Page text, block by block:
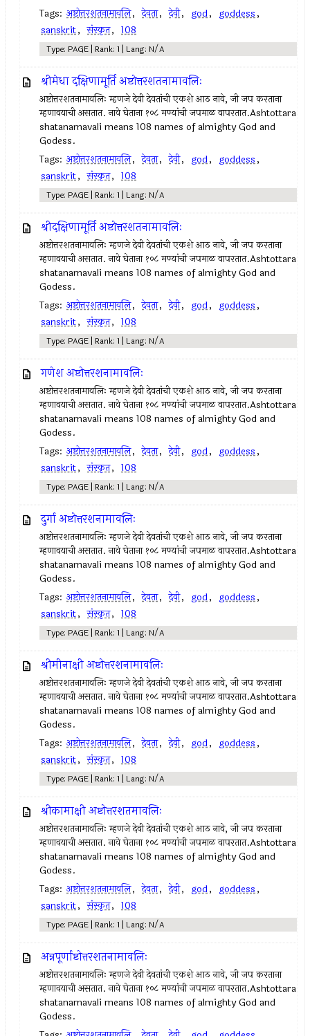
Tags: अष्टोत्तरशतनामावलि, देवता, देवी, god, goddess,
sanskrit, संस्कृत, 108
Type: PAGE | Rank: 1 | Lang: N/A
श्रीमेधा दक्षिणामूर्ति अष्टोत्तरशतनामावलिः
अष्टोत्तरशतनामावलिः म्हणजे देवी देवतांची एकशे आठ नावे, जी जप करताना
म्हणावयाची असतात. नावे घेताना १०८ मण्यांची जपमाळ वापरतात.Ashtottara
shatanamavali means 108 names of almighty God and
Godess.
Tags: अष्टोत्तरशतनामावलि, देवता, देवी, god, goddess,
sanskrit, संस्कृत, 108
Type: PAGE | Rank: 1 | Lang: N/A
श्रीदक्षिणामूर्ति अष्टोत्तरशतनामावलिः
अष्टोत्तरशतनामावलिः म्हणजे देवी देवतांची एकशे आठ नावे, जी जप करताना
म्हणावयाची असतात. नावे घेताना १०८ मण्यांची जपमाळ वापरतात.Ashtottara
shatanamavali means 108 names of almighty God and
Godess.
Tags: अष्टोत्तरशतनामावलि, देवता, देवी, god, goddess,
sanskrit, संस्कृत, 108
Type: PAGE | Rank: 1 | Lang: N/A
गणेश अष्टोत्तरशनामावलिः
अष्टोत्तरशतनामावलिः म्हणजे देवी देवतांची एकशे आठ नावे, जी जप करताना
म्हणावयाची असतात. नावे घेताना १०८ मण्यांची जपमाळ वापरतात.Ashtottara
shatanamavali means 108 names of almighty God and
Godess.
Tags: अष्टोत्तरशतनामावलि, देवता, देवी, god, goddess,
sanskrit, संस्कृत, 108
Type: PAGE | Rank: 1 | Lang: N/A
दुर्गा अष्टोत्तरशनामावलिः
अष्टोत्तरशतनामावलिः म्हणजे देवी देवतांची एकशे आठ नावे, जी जप करताना
म्हणावयाची असतात. नावे घेताना १०८ मण्यांची जपमाळ वापरतात.Ashtottara
shatanamavali means 108 names of almighty God and
Godess.
Tags: अष्टोत्तरशतनामावलि, देवता, देवी, god, goddess,
sanskrit, संस्कृत, 108
Type: PAGE | Rank: 1 | Lang: N/A
श्रीमीनाक्षी अष्टोत्तरशनामावलिः
अष्टोत्तरशतनामावलिः म्हणजे देवी देवतांची एकशे आठ नावे, जी जप करताना
म्हणावयाची असतात. नावे घेताना १०८ मण्यांची जपमाळ वापरतात.Ashtottara
shatanamavali means 108 names of almighty God and
Godess.
Tags: अष्टोत्तरशतनामावलि, देवता, देवी, god, goddess,
sanskrit, संस्कृत, 108
Type: PAGE | Rank: 1 | Lang: N/A
श्रीकामाक्षी अष्टोत्तरशतमावलिः
अष्टोत्तरशतनामावलिः म्हणजे देवी देवतांची एकशे आठ नावे, जी जप करताना
म्हणावयाची असतात. नावे घेताना १०८ मण्यांची जपमाळ वापरतात.Ashtottara
shatanamavali means 108 names of almighty God and
Godess.
Tags: अष्टोत्तरशतनामावलि, देवता, देवी, god, goddess,
sanskrit, संस्कृत, 108
Type: PAGE | Rank: 1 | Lang: N/A
अन्नपूर्णाष्टोत्तरशतनामावलिः
अष्टोत्तरशतनामावलिः म्हणजे देवी देवतांची एकशे आठ नावे, जी जप करताना
म्हणावयाची असतात. नावे घेताना १०८ मण्यांची जपमाळ वापरतात.Ashtottara
shatanamavali means 108 names of almighty God and
Godess.